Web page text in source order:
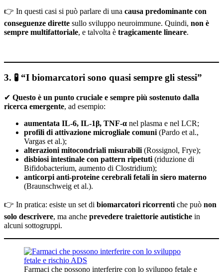
👉 In questi casi si può parlare di una causa predominante con
conseguenze dirette sullo sviluppo neuroimmune. Quindi, non è
sempre multifattoriale, e talvolta è tragicamente lineare.
3. 🧪 “I biomarcatori sono quasi sempre gli stessi”
✔ Questo è un punto cruciale e sempre più sostenuto dalla
ricerca emergente, ad esempio:
aumentata IL-6, IL-1β, TNF-α nel plasma e nel LCR;
profili di attivazione microgliale comuni (Pardo et al.,
Vargas et al.);
alterazioni mitocondriali misurabili (Rossignol, Frye);
disbiosi intestinale con pattern ripetuti (riduzione di
Bifidobacterium, aumento di Clostridium);
anticorpi anti-proteine cerebrali fetali in siero materno
(Braunschweig et al.).
👉 In pratica: esiste un set di biomarcatori ricorrenti che può non
solo descrivere, ma anche prevedere traiettorie autistiche in
alcuni sottogruppi.
Farmaci che possono interferire con lo sviluppo fetale e